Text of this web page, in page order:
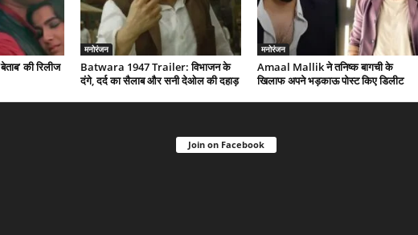
की रिलीज
मनोरंजन
Batwara 1947 Trailer: विभाजन के
दंगे, दर्द का सैलाब और सनी देओल की दहाड़
मनोरंजन
Amaal Mallik ने तनिष्क बागची के
खिलाफ अपने भड़काऊ पोस्ट किए डिलीट
Join on Facebook